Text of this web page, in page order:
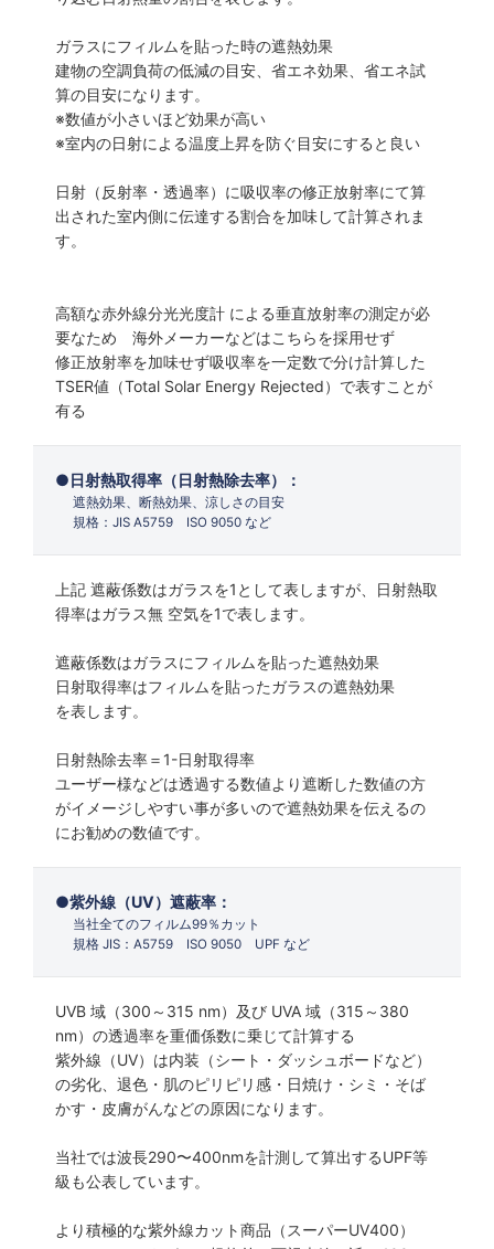
ガラスにフィルムを貼った時の遮熱効果
建物の空調負荷の低減の目安、省エネ効果、省エネ試
算の目安になります。
※数値が小さいほど効果が高い
※室内の日射による温度上昇を防ぐ目安にすると良い
日射（反射率・透過率）に吸収率の修正放射率にて算
出された室内側に伝達する割合を加味して計算されま
す。
高額な赤外線分光光度計 による垂直放射率の測定が必
要なため 海外メーカーなどはこちらを採用せず
修正放射率を加味せず吸収率を一定数で分け計算した
TSER値（Total Solar Energy Rejected）で表すことが
有る
日射熱取得率（日射熱除去率）：
遮熱効果、断熱効果、涼しさの目安
規格：JIS A5759 ISO 9050 など
上記 遮蔽係数はガラスを1として表しますが、日射熱取
得率はガラス無 空気を1で表します。
遮蔽係数はガラスにフィルムを貼った遮熱効果
日射取得率はフィルムを貼ったガラスの遮熱効果
を表します。
日射熱除去率＝1-日射取得率
ユーザー様などは透過する数値より遮断した数値の方
がイメージしやすい事が多いので遮熱効果を伝えるの
にお勧めの数値です。
紫外線（UV）遮蔽率：
当社全てのフィルム99％カット
規格 JIS：A5759 ISO 9050 UPF など
UVB 域（300～315 nm）及び UVA 域（315～380
nm）の透過率を重価係数に乗じて計算する
紫外線（UV）は内装（シート・ダッシュボードなど）
の劣化、退色・肌のピリピリ感・日焼け・シミ・そば
かす・皮膚がんなどの原因になります。
当社では波長290〜400nmを計測して算出するUPF等
級も公表しています。
より積極的な紫外線カット商品（スーパーUV400）